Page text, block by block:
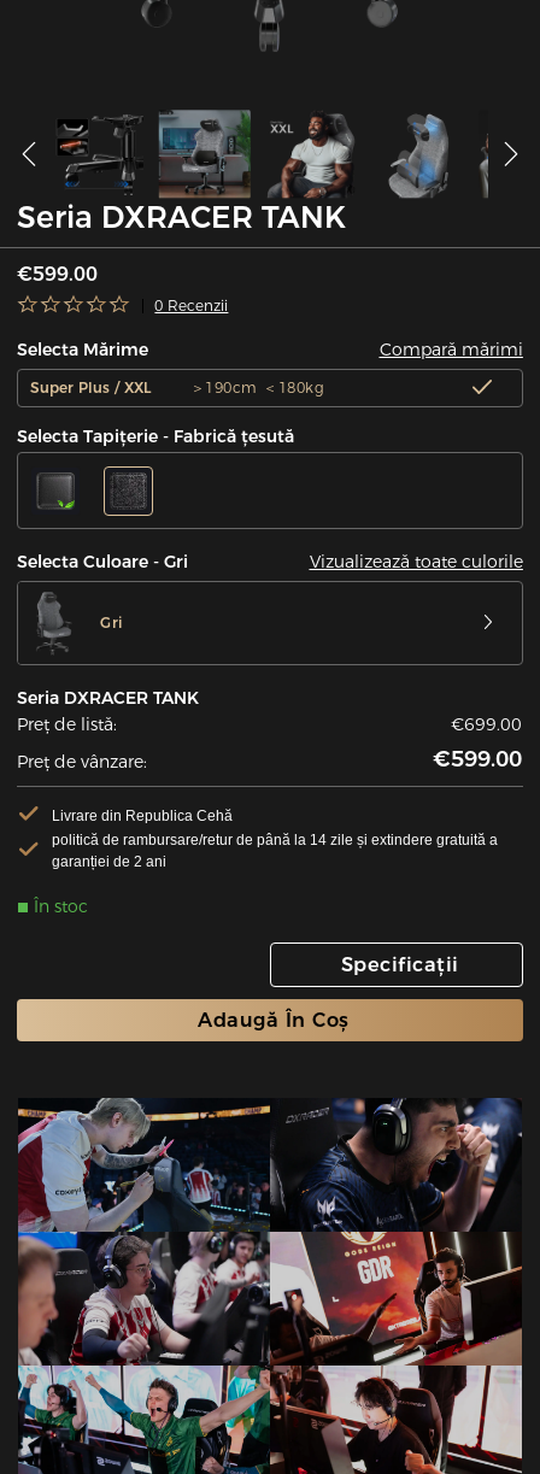
Seria DXRACER TANK
€599.00
0 Recenzii
Selecta Mărime Compară mărimi
Super Plus / XXL ＞190cm ＜180kg
Selecta Tapițerie - Fabrică țesută
Selecta Culoare - Gri Vizualizează toate culorile
Gri
Seria DXRACER TANK
Preț de listă:
€699.00
Preț de vânzare:
€599.00
Livrare din Republica Cehă
politică de rambursare/retur de până la 14 zile și extindere gratuită a
garanției de 2 ani
În stoc
Specificații
Adaugă În Coș